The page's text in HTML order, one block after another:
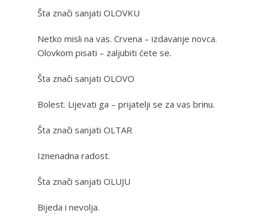
Šta znači sanjati OLOVKU
Netko misli na vas. Crvena – izdavanje novca.
Olovkom pisati – zaljubiti ćete se.
Šta znači sanjati OLOVO
Bolest. Lijevati ga – prijatelji se za vas brinu.
Šta znači sanjati OLTAR
Iznenadna radost.
Šta znači sanjati OLUJU
Bijeda i nevolja.